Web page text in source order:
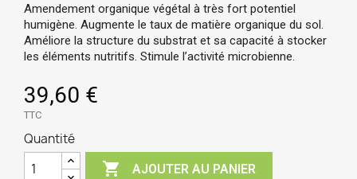
Amendement organique végétal à très fort potentiel
humigène. Augmente le taux de matière organique du sol.
Améliore la structure du substrat et sa capacité à stocker
les éléments nutritifs. Stimule l’activité microbienne.
39,60 €
TTC
Quantité
 AJOUTER AU PANIER